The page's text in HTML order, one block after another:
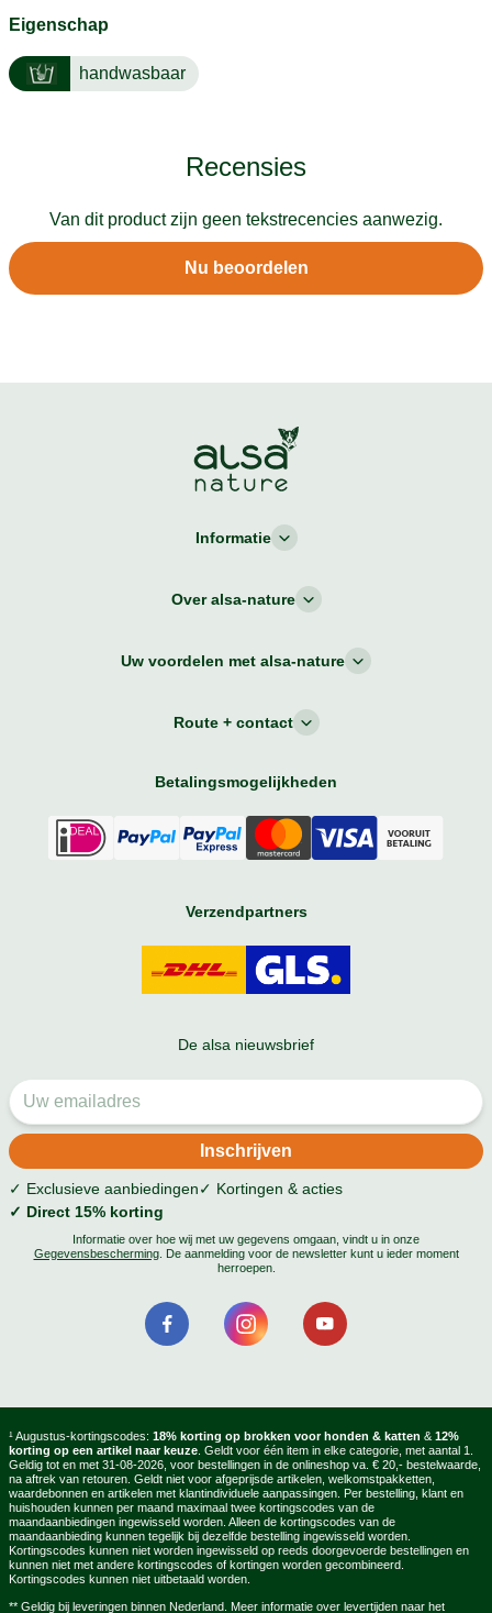
Eigenschap
handwasbaar
Recensies
Van dit product zijn geen tekstrecencies aanwezig.
Nu beoordelen
Informatie
Over alsa-nature
Uw voordelen met alsa-nature
Route + contact
Betalingsmogelijkheden
Verzendpartners
De alsa nieuwsbrief
✓ Exclusieve aanbiedingen✓ Kortingen & acties
✓ Direct 15% korting
Informatie over hoe wij met uw gegevens omgaan, vindt u in onze
Gegevensbescherming. De aanmelding voor de newsletter kunt u ieder moment
herroepen.
¹ Augustus-kortingscodes: 18% korting op brokken voor honden & katten & 12%
korting op een artikel naar keuze . Geldt voor één item in elke categorie, met aantal 1.
Geldig tot en met 31-08-2026, voor bestellingen in de onlineshop va. € 20,- bestelwaarde,
na aftrek van retouren. Geldt niet voor afgeprijsde artikelen, welkomstpakketten,
waardebonnen en artikelen met klantindividuele aanpassingen. Per bestelling, klant en
huishouden kunnen per maand maximaal twee kortingscodes van de
maandaanbiedingen ingewisseld worden. Alleen de kortingscodes van de
maandaanbieding kunnen tegelijk bij dezelfde bestelling ingewisseld worden.
Kortingscodes kunnen niet worden ingewisseld op reeds doorgevoerde bestellingen en
kunnen niet met andere kortingscodes of kortingen worden gecombineerd.
Kortingscodes kunnen niet uitbetaald worden.
** Geldig bij leveringen binnen Nederland. Meer informatie over levertijden naar het